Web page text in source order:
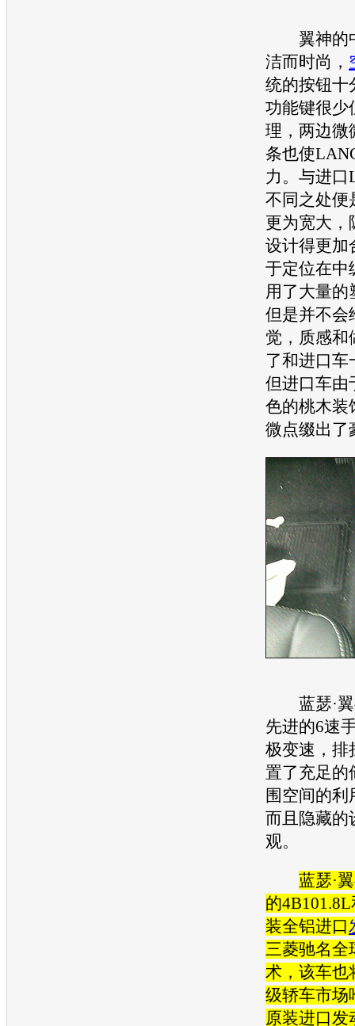
翼神的
洁而时尚，
统的按钮十
功能键很少
理，两边微
条也使
力。与进口
不同之处便
更为宽大，
设计得更加
于定位在中
用了大量的
但是并不会
觉，质感和
了和进口车
但进口车由
色的桃木装
微点缀出了
蓝瑟·
先进的6速
极变速，排
置了充足的
围空间的
而且隐藏的
观。
蓝瑟·
的
装全铝进口
三菱驰名全
术，该车也
级轿车市场
原装进口发